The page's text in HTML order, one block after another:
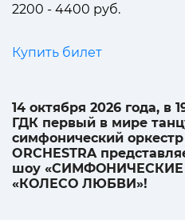
2200 - 4400 руб.
Купить билет
14 октября 2026 года, в
ГДК первый в мире
симфонический оркестр
ORCHESTRA
шоу «СИМФОНИЧЕСКИЕ
«КОЛЕСО ЛЮБВИ»!